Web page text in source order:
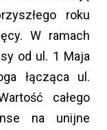
roku
W ramach
od ul. 1 Maja
łącząca ul.
całego
na unijne